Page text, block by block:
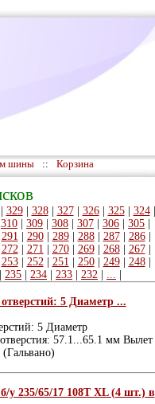
шины :: Корзина
329| 328| 327| 326| 325| 324|
310 309 308 307 306 305
291 290| 289| 288| 287| 286|
272| 271 270| 269| 268| 267|
253| 252| 251 250| 249| 248|
235 234 233 232 ...
5 Диаметр ...
5 Диаметр
57.1...65.1 мм Вылет
235/65/17 108Т XL (4 шт.) в